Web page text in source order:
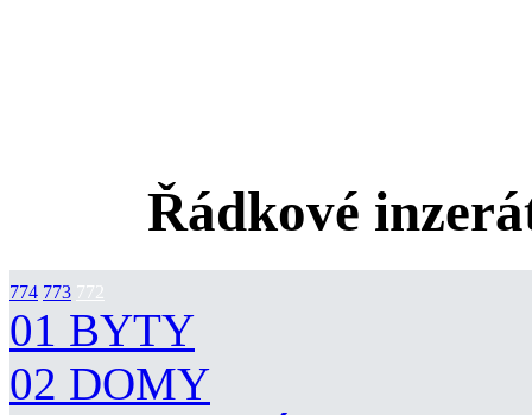
Řádkové
774 773 772
01 BYTY
02 DOMY